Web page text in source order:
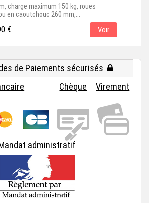
charge maximum 150 kg, roues
en caoutchouc 260 mm,...
€ Voir
de Paiements sécurisés
Chèque Virement
administratif